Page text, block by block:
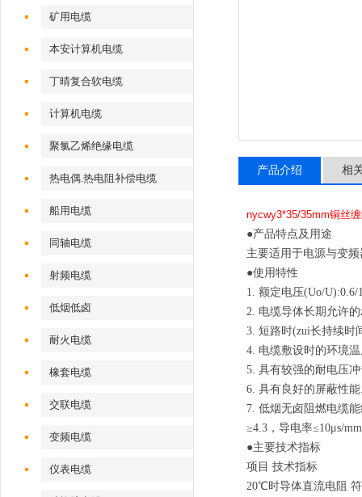
矿用电缆
本安计算机电缆
丁晴复合软电缆
计算机电缆
聚氯乙烯绝缘电缆
热电偶.热电阻补偿电缆
船用电缆
同轴电缆
射频电缆
低烟低卤
耐火电缆
橡套电缆
交联电缆
变频电缆
仪表电缆
产品介绍 相
nycwy3*35/35mm铜丝
●产品特点及用途
主要适用于电源与变
●使用特性
1. 额定电压(Uo/U):0.6/
2. 电缆导体长期允许
3. 短路时(zui长持续时
4. 电缆敷设时的环境
5. 具有较强的耐电压
6. 具有良好的屏蔽性
7. 低烟无卤阻燃电缆
≥4.3，导电率≤10μs/
●主要技术指标
项目 技术指标
20℃时导体直流电阻